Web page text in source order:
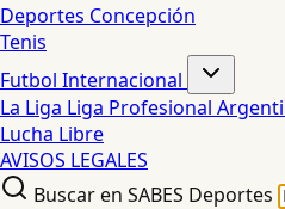
Deportes Concepción
Tenis
Futbol Internacional
La Liga Liga Profesional
Lucha Libre
AVISOS LEGALES
Buscar en SABES Deportes